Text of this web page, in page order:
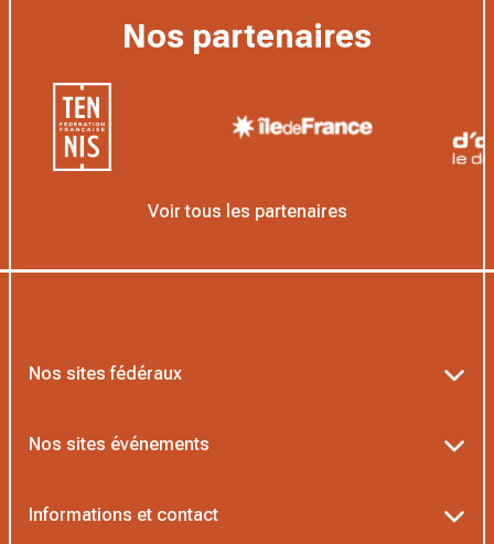
Nos partenaires
Voir tous les partenaires
Nos sites fédéraux
Nos sites événements
Informations et contact